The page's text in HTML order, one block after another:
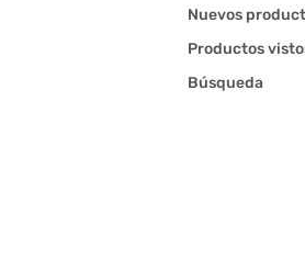
Nuevos
Productos
Búsqueda